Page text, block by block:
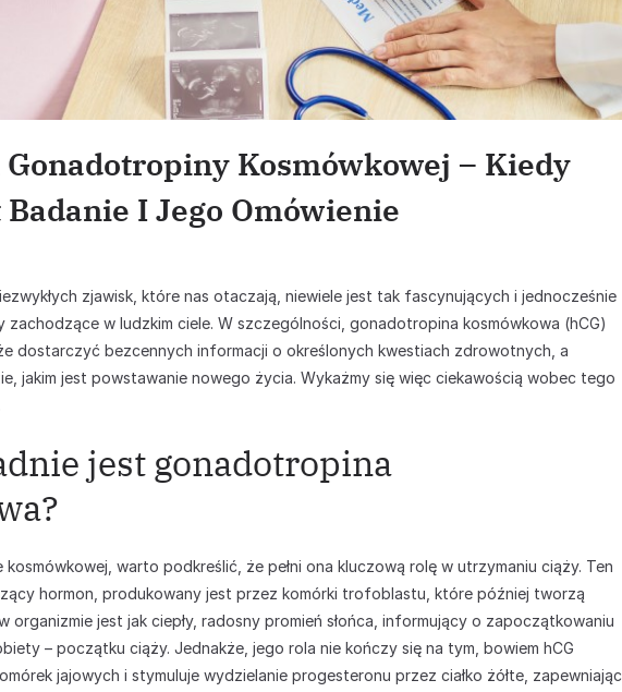
Gonadotropiny Kosmówkowej – Kiedy
I Jego Omówienie
zjawisk, które nas otaczają, niewiele jest tak fascynujących i jednocześnie
zachodzące w ludzkim ciele. W szczególności, gonadotropina kosmówkowa (hCG)
dostarczyć bezcennych informacji o określonych kwestiach zdrowotnych, a
jakim jest powstawanie nowego życia. Wykażmy się więc ciekawością wobec tego
jest gonadotropina
warto podkreślić, że pełni ona kluczową rolę w utrzymaniu ciąży. Ten
hormon, produkowany jest przez komórki trofoblastu, które później tworzą
organizmie jest jak ciepły, radosny promień słońca, informujący o zapoczątkowaniu
– początku ciąży. Jednakże, jego rola nie kończy się na tym, bowiem hCG
jajowych i stymuluje wydzielanie progesteronu przez ciałko żółte, zapewniając